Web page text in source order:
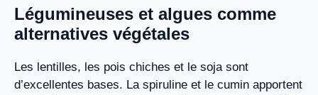
Légumineuses et algues comme
alternatives végétales
Les lentilles, les pois chiches et le soja sont
d’excellentes bases. La spiruline et le cumin apportent